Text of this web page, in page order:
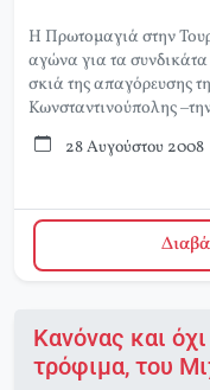
Η Πρωτομαγιά στην
αγώνα για τα συνδικάτα
σκιά της απαγόρευσης
Κωνσταντινούπολης
28 Αυγούστου 2008
Κανόνας και
τρόφιμα, του